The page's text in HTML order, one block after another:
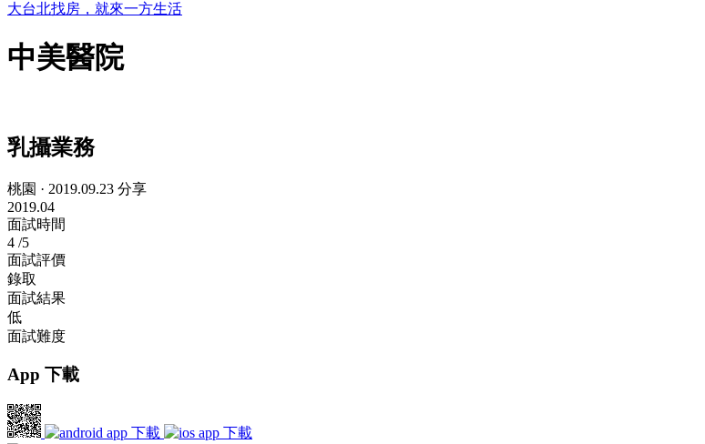
大台北找房，就來一方生活
中美醫院
乳攝業務
桃園 · 2019.09.23 分享
2019.04
面試時間
4 /5
面試評價
錄取
面試結果
低
面試難度
App 下載